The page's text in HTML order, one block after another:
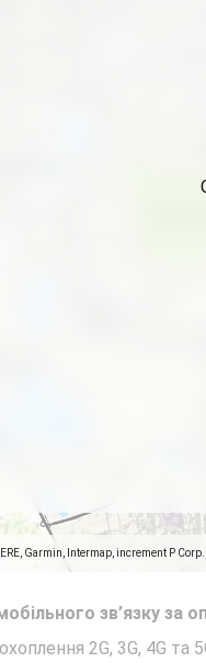
Garmin, Intermap, increment P
зв’язку за
2G, 3G, 4G та